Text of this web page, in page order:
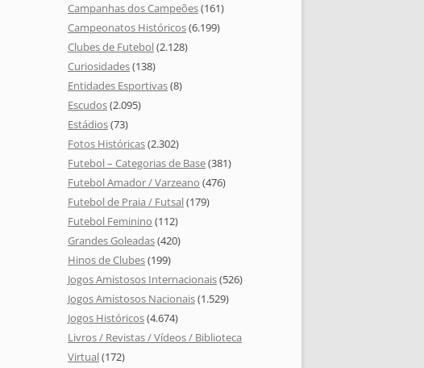
Campanhas dos Campeões(161)
Campeonatos Históricos(6.199)
Clubes de Futebol(2.128)
Curiosidades(138)
Entidades Esportivas(8)
Escudos(2.095)
Estádios(73)
Fotos Históricas(2.302)
Futebol – Categorias de Base(381)
Futebol Amador / Varzeano (476)
Futebol de Praia / Futsal(179)
Futebol Feminino (112)
Grandes Goleadas(420)
Hinos de Clubes(199)
Jogos Amistosos Internacionais(526)
Jogos Amistosos Nacionais(1.529)
Jogos Históricos(4.674)
Livros / Revistas / Vídeos / Biblioteca
Virtual(172)